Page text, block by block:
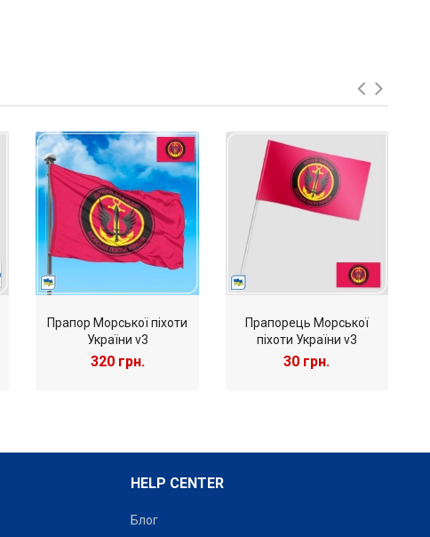
та посилення морської піхоти ВМС ЗСУ. Його
Підрозділ бере участь в оборонних операціях, стримуванні
як одного з найбоєздатніших родів військ.
Прапор Морської піхоти
України v3
320 грн.
Прапорець Морської
піхоти України v3
30 грн.
HELP CENTER
Блог